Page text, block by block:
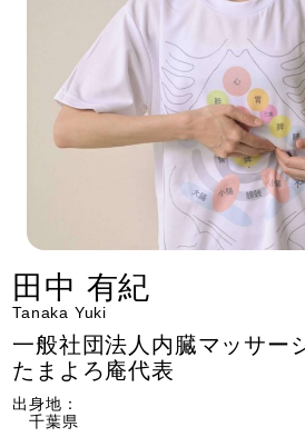
田中 有紀
Tanaka Yuki
一般社団法人内臓マッサー
たまよろ庵代表
出身地：
千葉県